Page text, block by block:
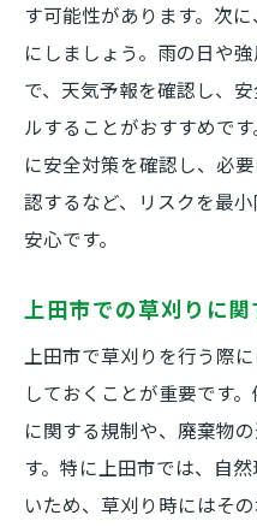
す可能性があります。次
にしましょう。雨の日や
で、天気予報を確認し、
ルすることがおすすめで
に安全対策を確認し、必
認するなど、リスクを最
安心です。
上田市での草刈りに関
上田市で草刈りを行う際
しておくことが重要です
に関する規制や、廃棄物
す。特に上田市では、自
いため、草刈り時にはそ